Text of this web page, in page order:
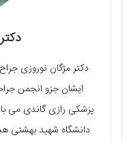
دکتر مژگان نوروزی
ایشان جزو انجمن
پزشکی رازی گاندی می
دانشگاه شهید بهشتی